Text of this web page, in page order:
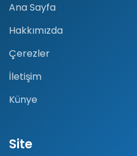
Ana Sayfa
Hakkımızda
Çerezler
İletişim
Künye
Site